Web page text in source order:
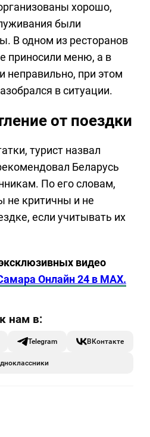
хорошо,
были
В одном из ресторанов
приносили меню, а в
неправильно, при этом
в ситуации.
от поездки
турист назвал
Беларусь
По его словам,
не критичны и не
если учитывать их
видео
Онлайн 24 в MAX.
Telegram ВКонтакте